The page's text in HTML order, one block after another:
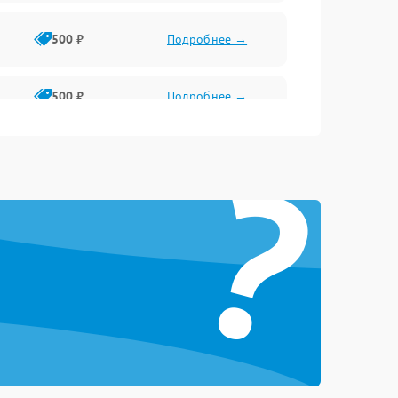
500 ₽ Подробнее →
500 ₽ Подробнее →
1500 ₽
Подробнее →
Подробнее →
?